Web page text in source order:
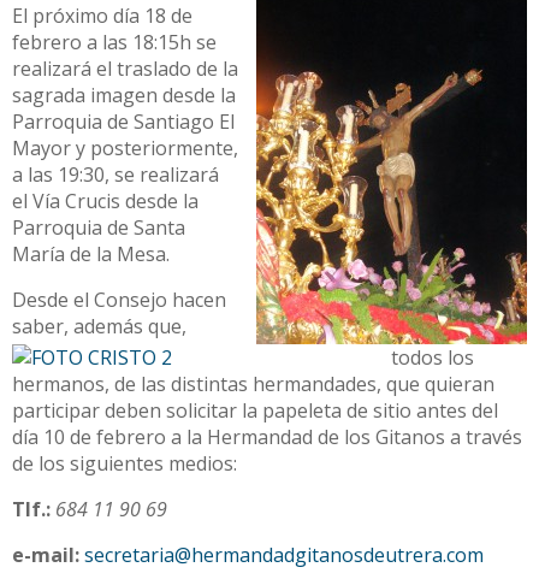
El próximo día 18 de
febrero a las 18:15h se
realizará el traslado de la
sagrada imagen desde la
Parroquia de Santiago El
Mayor y posteriormente,
a las 19:30, se realizará
el Vía Crucis desde la
Parroquia de Santa
María de la Mesa.
Desde el Consejo hacen
saber, además que,
todos los
hermanos, de las distintas hermandades, que quieran
participar deben solicitar la papeleta de sitio antes del
día 10 de febrero a la Hermandad de los Gitanos a través
de los siguientes medios:
Tlf.: 684 11 90 69
e-mail:secretaria@hermandadgitanosdeutrera.com